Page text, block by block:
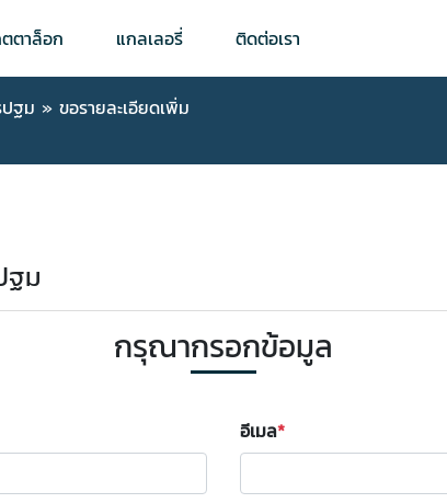
ตาล็อก แกลเลอรี่ ติดต่อเรา
ฐม » ขอรายละเอียดเพิ่ม
ฐม
กรุณากรอกข้อมูล
อีเมล